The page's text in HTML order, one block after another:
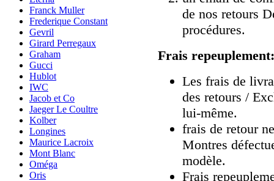
Franck Muller
Frederique Constant
Gevril
Girard Perregaux
Graham
Gucci
Hublot
IWC
Jacob et Co
Jaeger Le Coultre
Kolber
Longines
Maurice Lacroix
Mont Blanc
Oméga
Oris
de nos retours
procédures.
Frais repeuplement:
Les frais de
des retours /
lui-même.
frais de retour
Montres
modèle.
Frais